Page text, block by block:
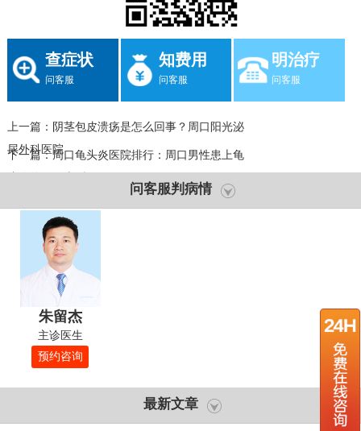
查症状
问客服
知费用
问客服
明治疗
问客服
上一篇： 阴茎包皮溃疡是怎么回事？周口阳光泌
尿外科医院
下一篇：周口龟头炎医院排行：周口男性患上龟
问客服判病情
朱留杰
主诊医生
预约咨询
最新文章